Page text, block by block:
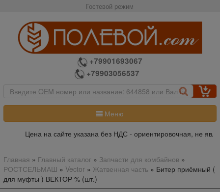
Гостевой режим
+79901693067
+79903056537
Меню
Цена на сайте указана без НДС - ориентировочная, не
Главная » Главный каталог» Запчасти для комбайнов»
РОСТСЕЛЬМАШ » Vector » Жатвенная часть» Битер приёмный (
для муфты ) ВЕКТОР % (шт.)